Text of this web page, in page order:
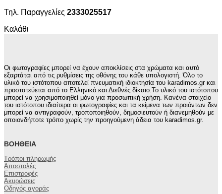
Τηλ. Παραγγελίες 2333025517
Καλάθι
Οι φωτογραφίες μπορεί να έχουν αποκλίσεις στα χρώματα και αυτό
εξαρτάται από τις ρυθμίσεις της οθόνης του κάθε υπολογιστή. Όλο το
υλικό του ιστότοπου αποτελεί πνευματική ιδιοκτησία του karadimos.gr και
προστατεύεται από το Ελληνικό και Διεθνές δίκαιο.Το υλικό του ιστότοπου
μπορεί να χρησιμοποιηθεί μόνο για προσωπική χρήση. Κανένα στοιχείο
του ιστότοπου ιδιαίτερα οι φωτογραφίες και τα κείμενα των προιόντων δεν
μπορεί να αντιγραφούν, τροποποιηθούν, δημοσιευτούν ή διανεμηθούν με
οποιονδήποτε τρόπο χωρίς την προηγούμενη άδεια του karadimos.gr.
ΒΟΉΘΕΙΑ
Τρόποι πληρωμής
Αποστολές
Επιστροφές
Ακυρώσεις
Οδηγός αγοράς